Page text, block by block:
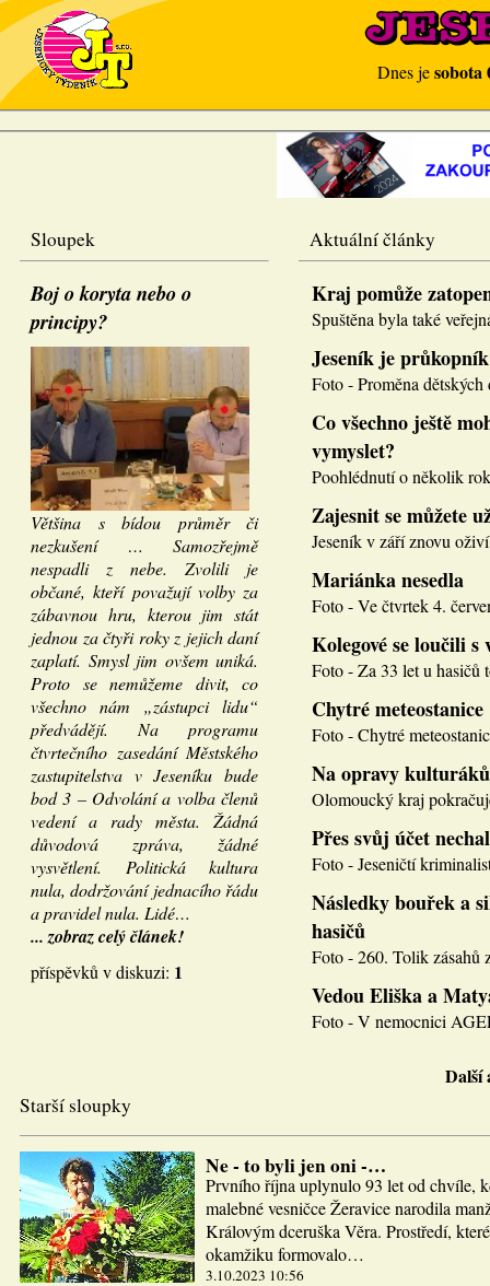
Dnes jesobota
Sloupek
Boj o koryta nebo o
principy?
Většina s bídou průměr či
nezkušení … Samozřejmě
nespadli z nebe. Zvolili je
občané, kteří považují volby za
zábavnou hru, kterou jim stát
jednou za čtyři roky z jejich daní
zaplatí. Smysl jim ovšem uniká.
Proto se nemůžeme divit, co
všechno nám „zástupci lidu“
předvádějí. Na programu
čtvrtečního zasedání Městského
zastupitelstva v Jeseníku bude
bod 3 – Odvolání a volba členů
vedení a rady města. Žádná
důvodová zpráva, žádné
vysvětlení. Politická kultura
nula, dodržování jednacího řádu
a pravidel nula. Lidé…
... zobraz celý článek!
příspěvků v diskuzi: 1
Aktuální články
Kraj pomůže
Spuštěna byla také
Jeseník je průkopník
Foto - Proměna
Co všechno ještě
vymyslet?
Poohlédnutí o několik
Zajesnit se můžete
Jeseník v září znovu
Mariánka nesedla
Foto - Ve čtvrtek 4.
Kolegové se loučili s
Foto - Za 33 let u hasičů
Chytré meteostanice
Foto - Chytré
Na opravy
Olomoucký kraj
Přes svůj účet
Foto - Jeseničtí
Následky bouřek a
hasičů
Foto - 260. Tolik zásahů
Vedou Eliška a
Foto - V nemocnici
Starší sloupky
Ne - to byli jen oni -…
Prvního října uplynulo 93 let od chvíle,
malebné vesničce Žeravice narodila
Královým dceruška Věra. Prostředí,
okamžiku formovalo…
3.10.2023 10:56